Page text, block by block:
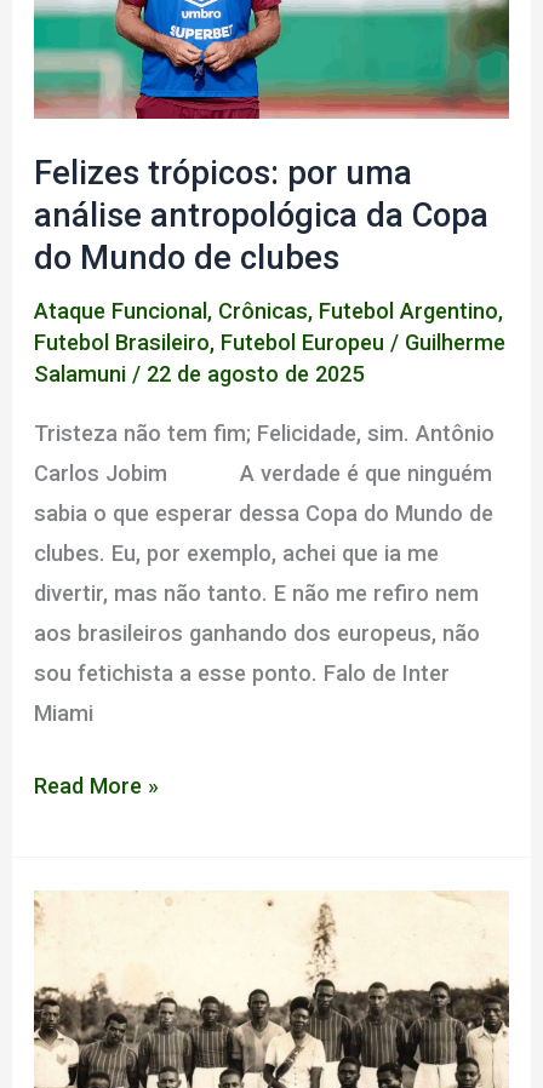
Felizes trópicos: por uma
análise antropológica da Copa
do Mundo de clubes
Ataque Funcional , Crônicas, Futebol Argentino,
Futebol Brasileiro, Futebol Europeu / Guilherme
Salamuni/ 22 de agosto de 2025
Tristeza não tem fim; Felicidade, sim. Antônio
Carlos Jobim A verdade é que ninguém
sabia o que esperar dessa Copa do Mundo de
clubes. Eu, por exemplo, achei que ia me
divertir, mas não tanto. E não me refiro nem
aos brasileiros ganhando dos europeus, não
sou fetichista a esse ponto. Falo de Inter
Miami
Felizes
uma
análise
antropológica
da
Copa
Read More »